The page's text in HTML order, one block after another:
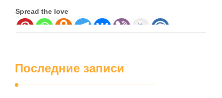
Spread the love
Последние записи